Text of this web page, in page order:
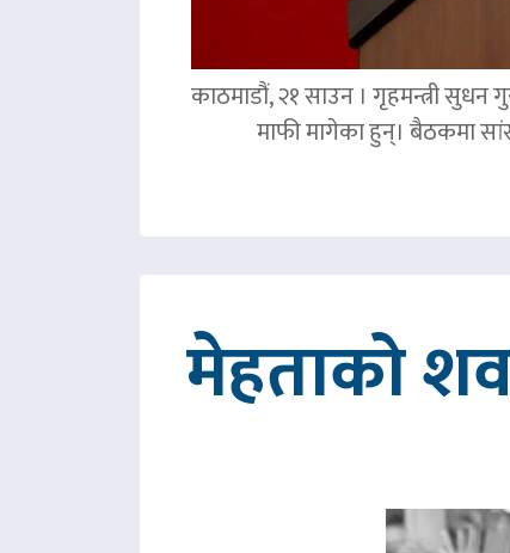
काठमाडौं, २१ साउन । गृहमन्त्री सुधन
माफी मागेका हुन्। बैठकमा
मेहताको शव